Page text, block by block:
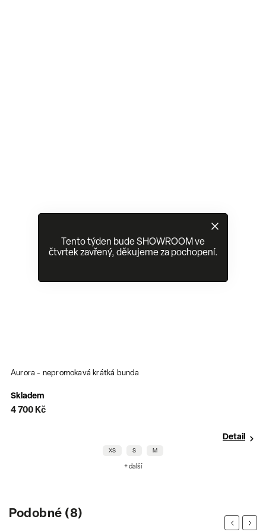
Tento týden bude SHOWROOM ve
čtvrtek zavřený, děkujeme za pochopení.
Aurora - nepromokavá krátká bunda
Skladem
4 700 Kč
Detail
XS S M
+ další
Podobné (8)
Previous
Next